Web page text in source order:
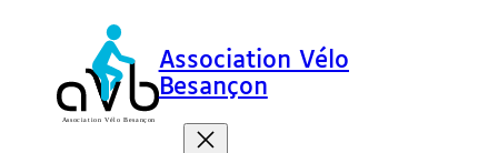
Association Vélo
Besançon